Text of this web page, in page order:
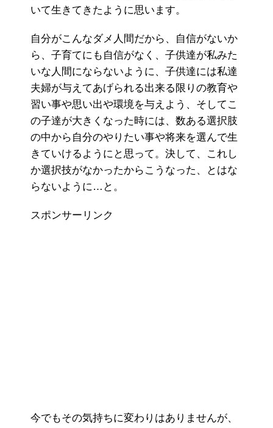
いて生きてきたように思います。
自分がこんなダメ人間だから、自信がないか
ら、子育てにも自信がなく、子供達が私みた
いな人間にならないように、子供達には私達
夫婦が与えてあげられる出来る限りの教育や
習い事や思い出や環境を与えよう、そしてこ
の子達が大きくなった時には、数ある選択肢
の中から自分のやりたい事や将来を選んで生
きていけるようにと思って。決して、これし
か選択技がなかったからこうなった、とはな
らないように…と。
スポンサーリンク
今でもその気持ちに変わりはありませんが、